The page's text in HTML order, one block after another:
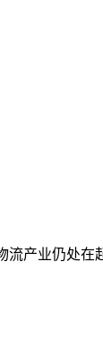
产业仍处